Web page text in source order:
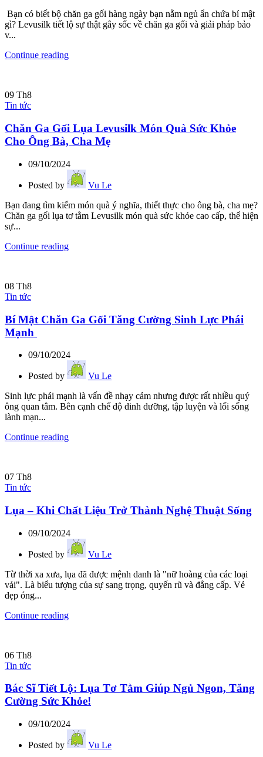
Bạn có biết bộ chăn ga gối hàng ngày bạn nằm ngủ ẩn chứa bí mật
gì? Levusilk tiết lộ sự thật gây sốc về chăn ga gối và giải pháp bảo
v...
Continue reading
09 Th8
Tin tức
Chăn Ga Gối Lụa Levusilk Món Quà Sức Khỏe
Cho Ông Bà, Cha Mẹ
09/10/2024
Posted by
Vu Le
Bạn đang tìm kiếm món quà ý nghĩa, thiết thực cho ông bà, cha mẹ?
Chăn ga gối lụa tơ tằm Levusilk món quà sức khỏe cao cấp, thể hiện
sự...
Continue reading
08 Th8
Tin tức
Bí Mật Chăn Ga Gối Tăng Cường Sinh Lực Phái
Mạnh
09/10/2024
Posted by
Vu Le
Sinh lực phái mạnh là vấn đề nhạy cảm nhưng được rất nhiều quý
ông quan tâm. Bên cạnh chế độ dinh dưỡng, tập luyện và lối sống
lành mạn...
Continue reading
07 Th8
Tin tức
Lụa – Khi Chất Liệu Trở Thành Nghệ Thuật Sống
09/10/2024
Posted by
Vu Le
Từ thời xa xưa, lụa đã được mệnh danh là "nữ hoàng của các loại
vải". Là biểu tượng của sự sang trọng, quyến rũ và đẳng cấp. Vẻ
đẹp óng...
Continue reading
06 Th8
Tin tức
Bác Sĩ Tiết Lộ: Lụa Tơ Tằm Giúp Ngủ Ngon, Tăng
Cường Sức Khỏe!
09/10/2024
Posted by
Vu Le